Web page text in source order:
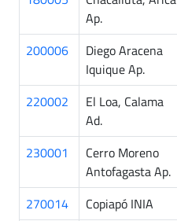
Ap.
200006
Diego Aracena
Iquique Ap.
220002
El Loa, Calama
Ad.
230001
Cerro Moreno
Antofagasta Ap.
270014 Copiapó INIA